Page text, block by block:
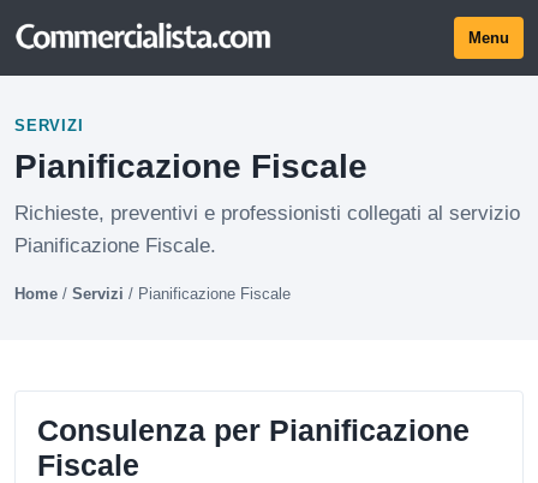
Menu
SERVIZI
Pianificazione Fiscale
Richieste, preventivi e professionisti collegati al servizio
Pianificazione Fiscale.
Home / Servizi / Pianificazione Fiscale
Consulenza per Pianificazione
Fiscale